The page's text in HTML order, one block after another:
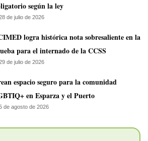
según la ley
de julio de 2026
logra histórica nota sobresaliente en la
para el internado de la CCSS
de julio de 2026
espacio seguro para la comunidad
en Esparza y el Puerto
de agosto de 2026